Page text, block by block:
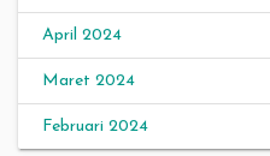
April 2024
Maret 2024
Februari 2024